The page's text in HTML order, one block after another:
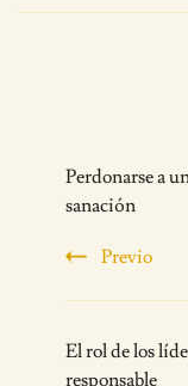
Perdonarse a
sanación
Previo
El rol de los
responsable